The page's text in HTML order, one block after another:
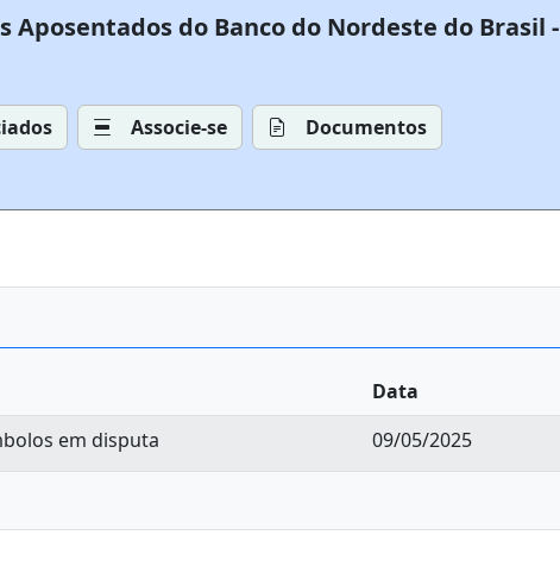
Aposentados do Banco do Nordeste do Brasil -
Associe-se
Documentos
Data
em disputa
09/05/2025